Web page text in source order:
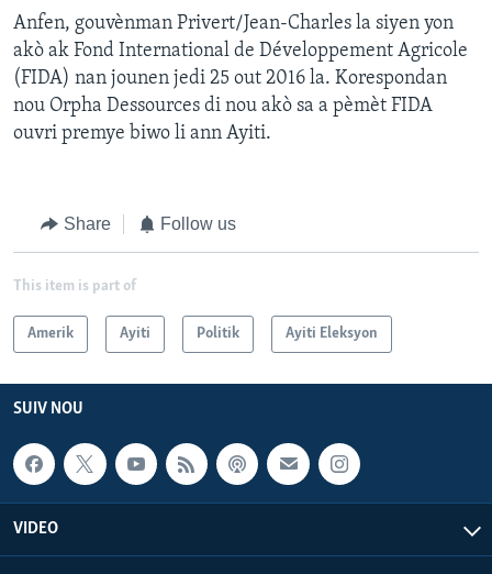
Anfen, gouvènman Privert/Jean-Charles la siyen yon
akò ak Fond International de Développement Agricole
(FIDA) nan jounen jedi 25 out 2016 la. Korespondan
nou Orpha Dessources di nou akò sa a pèmèt FIDA
ouvri premye biwo li ann Ayiti.
Share Follow us
This item is part of
Amerik Ayiti Politik Ayiti Eleksyon
SUIV NOU
VIDEO